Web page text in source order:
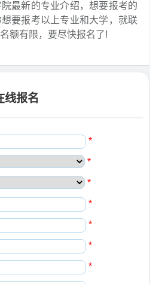
最新的专业介绍，想要报考的
要报考以上专业和大学，就联
额有限，要尽快报名了!
线报名
*
*
*
*
*
*
*